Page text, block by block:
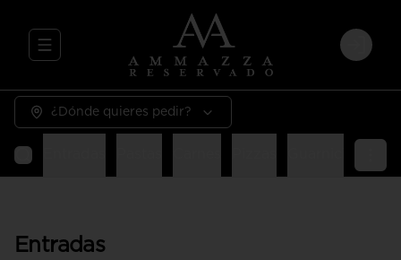
Abrir menu de navegación Login
¿Dónde quieres pedir?
Entradas